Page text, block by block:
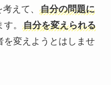
えて、 自分の問題に
。 自分を変えられる
を変えようとはしませ